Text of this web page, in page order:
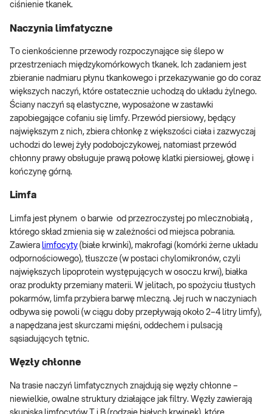
ciśnienie tkanek.
Naczynia limfatyczne
To cienkościenne przewody rozpoczynające się ślepo w
przestrzeniach międzykomórkowych tkanek. Ich zadaniem jest
zbieranie nadmiaru płynu tkankowego i przekazywanie go do coraz
większych naczyń, które ostatecznie uchodzą do układu żylnego.
Ściany naczyń są elastyczne, wyposażone w zastawki
zapobiegające cofaniu się limfy. Przewód piersiowy, będący
największym z nich, zbiera chłonkę z większości ciała i zazwyczaj
uchodzi do lewej żyły podobojczykowej, natomiast przewód
chłonny prawy obsługuje prawą połowę klatki piersiowej, głowę i
kończynę górną.
Limfa
Limfa jest płynem o barwie od przezroczystej po mlecznobiałą ,
którego skład zmienia się w zależności od miejsca pobrania.
Zawiera limfocyty (białe krwinki), makrofagi (komórki żerne układu
odpornościowego), tłuszcze (w postaci chylomikronów, czyli
największych lipoprotein występujących w osoczu krwi), białka
oraz produkty przemiany materii. W jelitach, po spożyciu tłustych
pokarmów, limfa przybiera barwę mleczną. Jej ruch w naczyniach
odbywa się powoli (w ciągu doby przepływają około 2–4 litry limfy),
a napędzana jest skurczami mięśni, oddechem i pulsacją
sąsiadujących tętnic.
Węzły chłonne
Na trasie naczyń limfatycznych znajdują się węzły chłonne –
niewielkie, owalne struktury działające jak filtry. Węzły zawierają